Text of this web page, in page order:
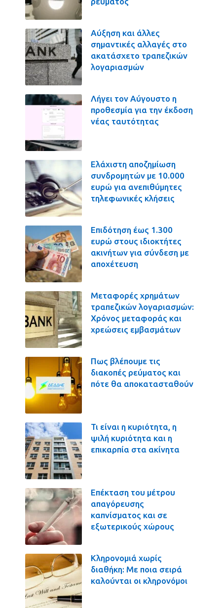
Αύξηση και άλλες
σημαντικές αλλαγές στο
ακατάσχετο τραπεζικών
λογαριασμών
Λήγει τον Αύγουστο η
προθεσμία για την έκδοση
νέας ταυτότητας
Ελάχιστη αποζημίωση
συνδρομητών με 10.000
ευρώ για ανεπιθύμητες
τηλεφωνικές κλήσεις
Επιδότηση έως 1.300
ευρώ στους ιδιοκτήτες
ακινήτων για σύνδεση με
αποχέτευση
Μεταφορές χρημάτων
τραπεζικών λογαριασμών:
Χρόνος μεταφοράς και
χρεώσεις εμβασμάτων
Πως βλέπουμε τις
διακοπές ρεύματος και
πότε θα αποκατασταθούν
Τι είναι η κυριότητα, η
ψιλή κυριότητα και η
επικαρπία στα ακίνητα
Επέκταση του μέτρου
απαγόρευσης
καπνίσματος και σε
εξωτερικούς χώρους
Κληρονομιά χωρίς
διαθήκη: Με ποια σειρά
καλούνται οι κληρονόμοι